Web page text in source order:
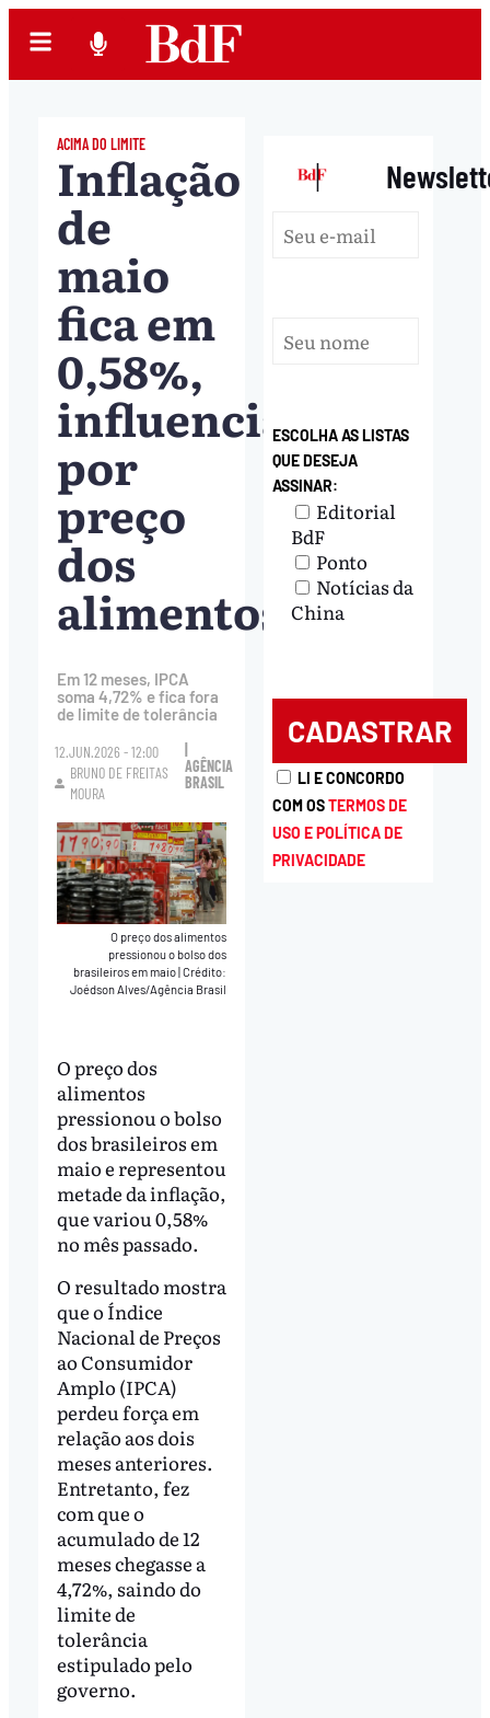
ACIMA DO LIMITE
Inflação
de
maio
fica em
0,58%,
influenciada
por
preço
dos
alimentos
Em 12 meses, IPCA
soma 4,72% e fica fora
de limite de tolerância
12.JUN.2026 - 12:00
BRUNO DE FREITAS
MOURA
AGÊNCIA
BRASIL
O preço dos alimentos
pressionou o bolso dos
brasileiros em maio|Crédito:
Joédson Alves/Agência Brasil
O preço dos
alimentos
pressionou o bolso
dos brasileiros em
maio e representou
metade da inflação,
que variou 0,58%
no mês passado.
O resultado mostra
que o Índice
Nacional de Preços
ao Consumidor
Amplo (IPCA)
perdeu força em
relação aos dois
meses anteriores.
Entretanto, fez
com que o
acumulado de 12
meses chegasse a
4,72%, saindo do
limite de
tolerância
estipulado pelo
governo.
|
ESCOLHA AS LISTAS
QUE DESEJA
ASSINAR:
Editorial
BdF
Ponto
Notícias da
China
LI E CONCORDO
COM OSTERMOS DE
USO E POLÍTICA DE
PRIVACIDADE